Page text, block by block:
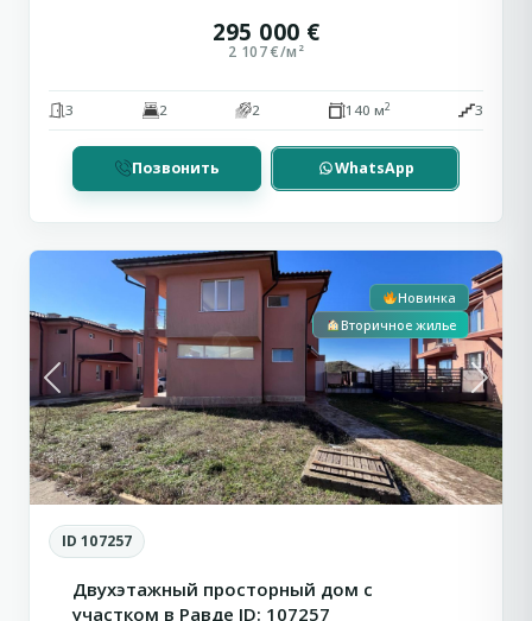
295 000 €
2 107 €/м²
3 2 2 140 м2 3
Позвонить WhatsApp
Равда
Previous Next
Новинка
Вторичное жилье
ID 107257
Двухэтажный просторный дом с
участком в Равде ID: 107257